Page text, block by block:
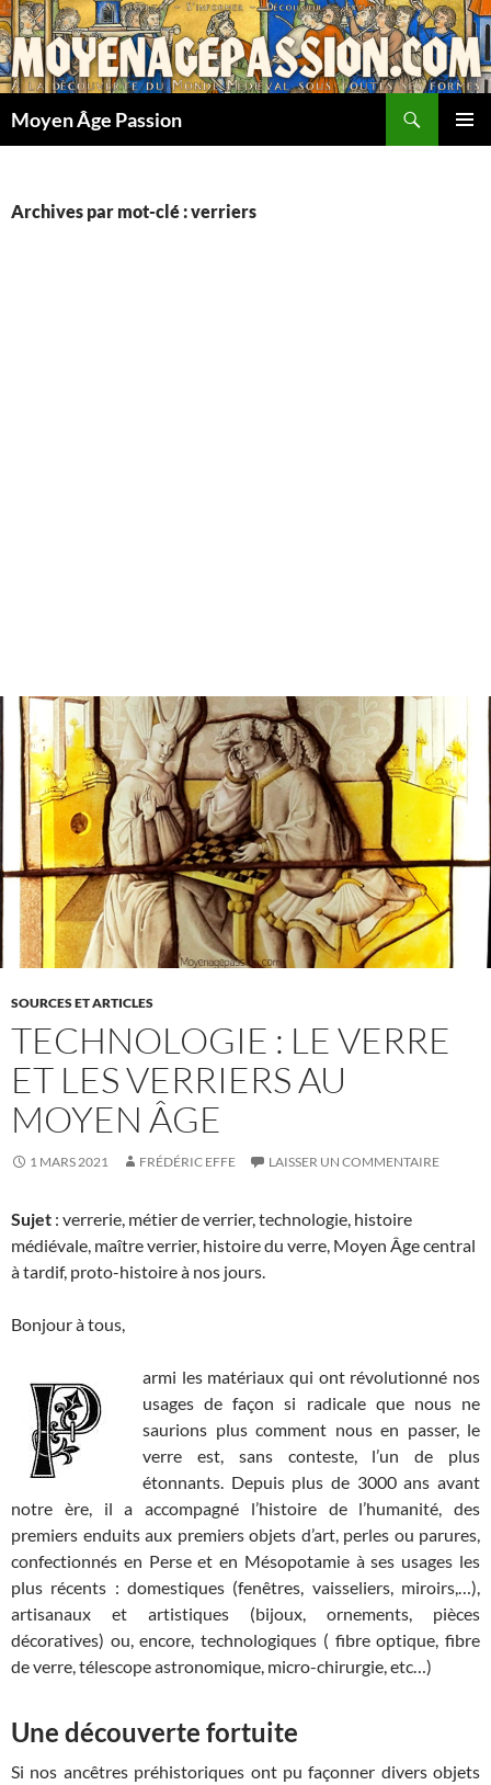
Aller
au
contenu
Moyen Âge Passion
Archives par mot-clé : verriers
SOURCES ET ARTICLES
TECHNOLOGIE : LE VERRE
ET LES VERRIERS AU
MOYEN ÂGE
1 MARS 2021 FRÉDÉRIC EFFE LAISSER UN COMMENTAIRE
Sujet : verrerie, métier de verrier, technologie, histoire
médiévale, maître verrier, histoire du verre, Moyen Âge central
à tardif, proto-histoire à nos jours.
Bonjour à tous,
armi les matériaux qui ont révolutionné nos
usages de façon si radicale que nous ne
saurions plus comment nous en passer, le
verre est, sans conteste, l’un de plus
étonnants. Depuis plus de 3000 ans avant
notre ère, il a accompagné l’histoire de l’humanité, des
premiers enduits aux premiers objets d’art, perles ou parures,
confectionnés en Perse et en Mésopotamie à ses usages les
plus récents : domestiques (fenêtres, vaisseliers, miroirs,…),
artisanaux et artistiques (bijoux, ornements, pièces
décoratives) ou, encore, technologiques ( fibre optique, fibre
de verre, télescope astronomique, micro-chirurgie, etc…)
Une découverte fortuite
Si nos ancêtres préhistoriques ont pu façonner divers objets